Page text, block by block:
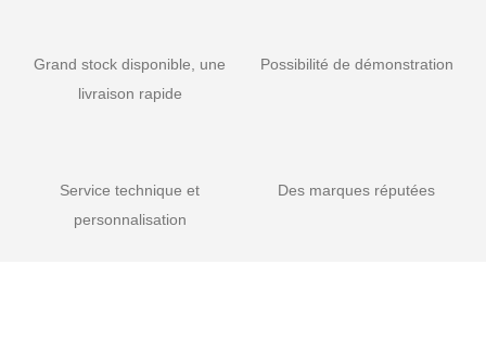
Grand stock disponible, une
livraison rapide
Possibilité de démonstration
Service technique et
personnalisation
Des marques réputées